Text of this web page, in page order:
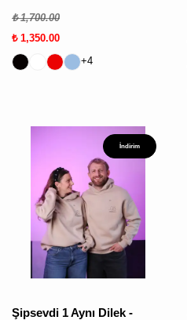
₺ 1,700.00
₺ 1,350.00
+4
İndirim
Şipsevdi 1 Aynı Dilek -